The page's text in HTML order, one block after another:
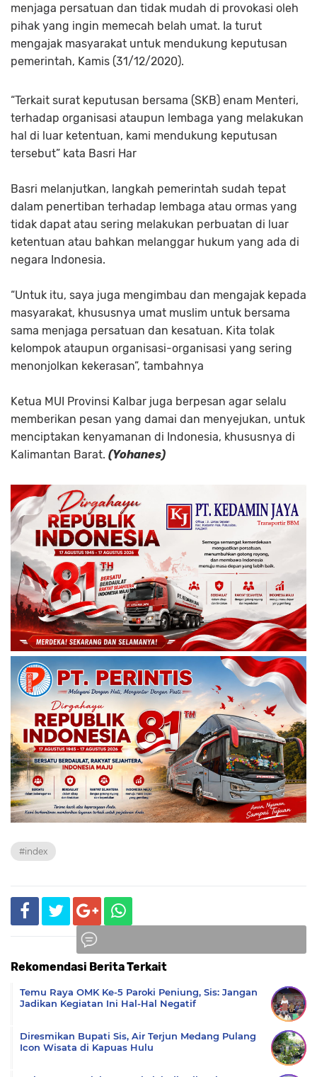
menjaga persatuan dan tidak mudah di provokasi oleh
pihak yang ingin memecah belah umat. Ia turut
mengajak masyarakat untuk mendukung keputusan
pemerintah, Kamis (31/12/2020).
“Terkait surat keputusan bersama (SKB) enam Menteri,
terhadap organisasi ataupun lembaga yang melakukan
hal di luar ketentuan, kami mendukung keputusan
tersebut” kata Basri Har
Basri melanjutkan, langkah pemerintah sudah tepat
dalam penertiban terhadap lembaga atau ormas yang
tidak dapat atau sering melakukan perbuatan di luar
ketentuan atau bahkan melanggar hukum yang ada di
negara Indonesia.
“Untuk itu, saya juga mengimbau dan mengajak kepada
masyarakat, khususnya umat muslim untuk bersama
sama menjaga persatuan dan kesatuan. Kita tolak
kelompok ataupun organisasi-organisasi yang sering
menonjolkan kekerasan”, tambahnya
Ketua MUI Provinsi Kalbar juga berpesan agar selalu
memberikan pesan yang damai dan menyejukan, untuk
menciptakan kenyamanan di Indonesia, khususnya di
Kalimantan Barat. (Yohanes)
#index
Rekomendasi Berita Terkait
Temu Raya OMK Ke-5 Paroki Peniung, Sis: Jangan
Jadikan Kegiatan Ini Hal-Hal Negatif
Diresmikan Bupati Sis, Air Terjun Medang Pulang
Icon Wisata di Kapuas Hulu